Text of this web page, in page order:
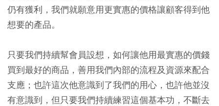
仍有獲利，我們就願意用更實惠的價格讓顧客得到他
想要的產品。
只要我們持續幫會員設想，如何讓他用最實惠的價錢
買到最好的商品，善用我們內部的流程及資源來配合
支應；也許這次他意識到了我們的用心，也許他並沒
有意識到，但只要我們持續練習這個基本功，不斷去